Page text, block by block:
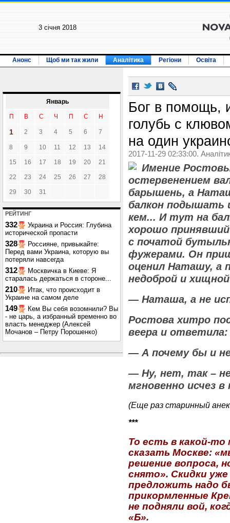
3 січня 2018
Анонс Щоб ми так жили Аналітика Регіони Освіта
Январь
П В С Ч П С Н
1 2 3 4 5 6 7
8 9 10 11 12 13 14
15 16 17 18 19 20 21
22 23 24 25 26 27 28
29 30 31
РЕЙТИНГ
332
Украина и Россия: Глубина
исторической пропасти
328
Россияне, привыкайте:
Перед вами Украина, которую вы
потеряли навсегда
312
Москвичка в Киеве: Я
старалась держаться в стороне...
210
Итак, что происходит в
Украине на самом деле
149
Кем Вы себя возомнили? Вы
- не царь, а избранный временно во
власть менеджер (Алексей
Мочанов – Петру Порошенко)
Бог в помощь,
голубь с
на один
2017-11-29 02:33:00.
Имение
остервенением
барышень, а
балкон
кем... И тут на
хорошо принявший
с початой
фужерами. Он
оценил Наташу, а
недоброй и
— Наташа, а не
Ростова хитро
веера и ответила:
— А почему бы и
— Ну, нет, так –
мгновенно исчез в
(Еще раз старинный
***
То есть в какой-
сказать Москве:
решение вопроса,
снято». Скидки
предложить надо
прикормленные
не подняли вой,
«Б».